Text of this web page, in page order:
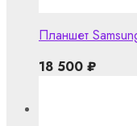
Планшет
18 500 ₽